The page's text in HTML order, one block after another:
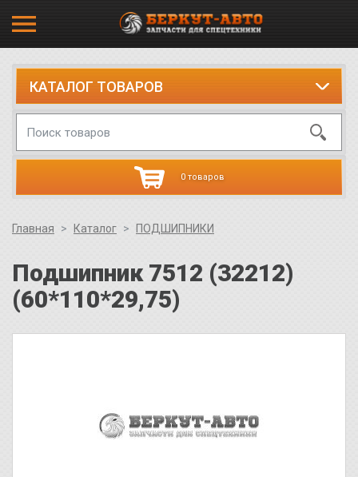
КАТАЛОГ ТОВАРОВ
0 товаров
Главная Каталог ПОДШИПНИКИ
Подшипник 7512 (32212)
(60*110*29,75)